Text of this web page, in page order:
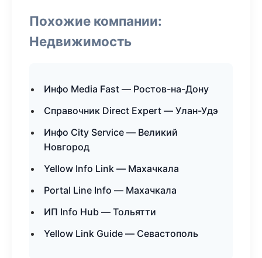
Похожие компании:
Недвижимость
Инфо Media Fast — Ростов-на-Дону
Справочник Direct Expert — Улан-Удэ
Инфо City Service — Великий
Новгород
Yellow Info Link — Махачкала
Portal Line Info — Махачкала
ИП Info Hub — Тольятти
Yellow Link Guide — Севастополь